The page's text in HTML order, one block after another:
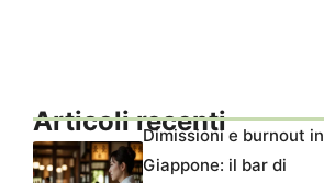
Articoli recentiDimissioni e burnout in
Giappone: il bar di